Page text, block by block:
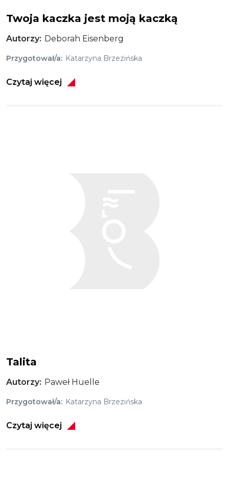
Twoja kaczka jest moją kaczką
Autorzy Deborah Eisenberg
Przygotował/a Katarzyna Brzezińska
Czytaj więcej
Talita
Autorzy Paweł Huelle
Przygotował/a Katarzyna Brzezińska
Czytaj więcej